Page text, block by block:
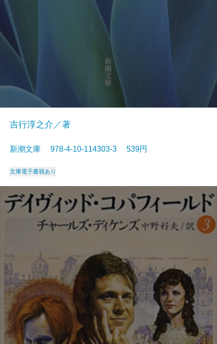
吉行淳之介／著
新潮文庫 978-4-10-114303-3 539円
文庫電子書籍あり